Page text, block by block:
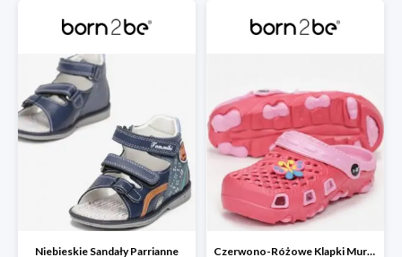
Niebieskie Sandały Parrianne Czerwono-Różowe Klapki Muriguna